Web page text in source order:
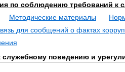
по соблюдению требований к
Методические материалы
для сообщений о фактах
поведению и